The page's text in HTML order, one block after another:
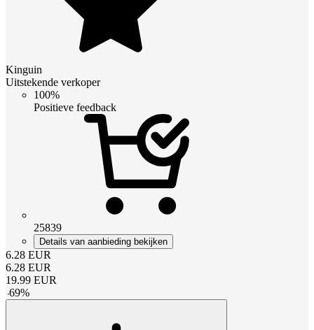
Kinguin
Uitstekende verkoper
100%
Positieve feedback
25839
Details van aanbieding bekijken
6.28 EUR
6.28 EUR
19.99 EUR
-69%